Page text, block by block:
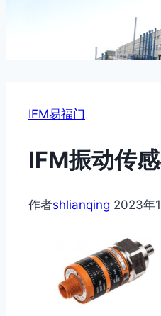
IFM易福门
IFM振动传
作者shlianqing 2023年